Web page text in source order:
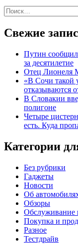
Найти:
Свежие
Путин сообщил
за десятилетие
Отец Лионеля
«В Сочи такой
отказываются
В Словакии
полигоне
Четыре
есть. Куда
Категории
Без рубрики
Гаджеты
Новости
Об
Обзоры
Обслуживание
Покупка и
Разное
Тестдрайв